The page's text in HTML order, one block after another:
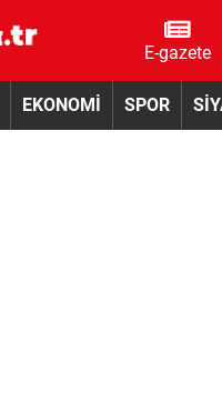
E-gazete
EKONOMİ SPOR